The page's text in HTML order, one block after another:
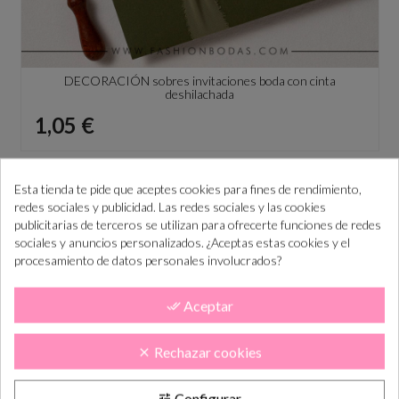
DECORACIÓN sobres invitaciones boda con cinta
deshilachada
Precio
1,05 €
Esta tienda te pide que aceptes cookies para fines de rendimiento,
redes sociales y publicidad. Las redes sociales y las cookies
publicitarias de terceros se utilizan para ofrecerte funciones de redes
sociales y anuncios personalizados. ¿Aceptas estas cookies y el
procesamiento de datos personales involucrados?
done_all Aceptar
clear Rechazar cookies